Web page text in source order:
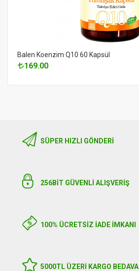
Balen Koenzim Q10 60 Kapsül
169.00
SÜPER HIZLI GÖNDERI
256BIT GÜVENLİ ALIŞVERİŞ
100% ÜCRETSİZ İADE İMKANI
5000TL ÜZERI KARGO BEDAVA